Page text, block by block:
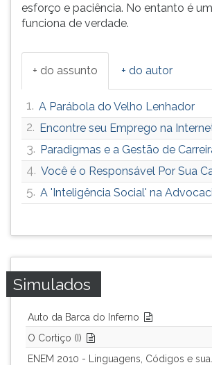
esforço e paciência. No entanto é
funciona de verdade.
+ do assunto + do autor
1. A Parábola do Velho Lenhador
2. Encontre seu Emprego na
3. Paradigmas e a Gestão de
4. Você é o Responsável Por Sua
5. A 'Inteligência Social' na
Simulados
Auto da Barca do Inferno
O Cortiço (I)
ENEM 2010 - Linguagens, Códigos e sua...